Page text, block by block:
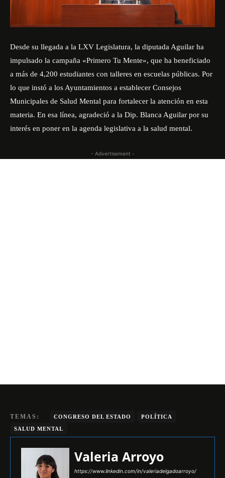
Desde su llegada a la LXV Legislatura, la diputada Aguilar ha
impulsado la campaña «Primero Tu Mente», que ha beneficiado
a más de 4,200 estudiantes con talleres en escuelas públicas. Por
lo que instó a los Ayuntamientos a establecer Consejos
Municipales de Salud Mental para fortalecer la atención en esta
materia. En esa línea, agradeció a la Dip. Blanca Aguilar por su
interés en poner en la agenda legislativa a la salud mental.
- Advertisement -
TEMAS: CONGRESO DEL ESTADO
POLÍTICA
SALUD MENTAL
Valeria Arroyo
https://www.linkedin.com/in/valeriadelgadoarroyo/